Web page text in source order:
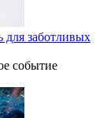
для заботливых
событие